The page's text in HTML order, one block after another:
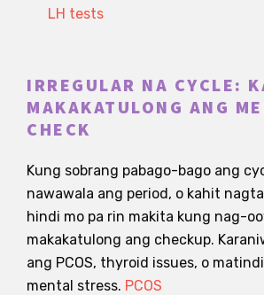
LH tests
IRREGULAR NA CYCLE:
MAKAKATULONG ANG
CHECK
Kung sobrang pabago-bago ang
nawawala ang period, o kahit
hindi mo pa rin makita kung nag-
makakatulong ang checkup.
ang PCOS, thyroid issues, o
mental stress. PCOS